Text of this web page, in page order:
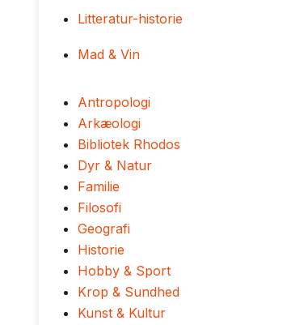
Litteratur-historie
Mad & Vin
Antropologi
Arkæologi
Bibliotek Rhodos
Dyr & Natur
Familie
Filosofi
Geografi
Historie
Hobby & Sport
Krop & Sundhed
Kunst & Kultur